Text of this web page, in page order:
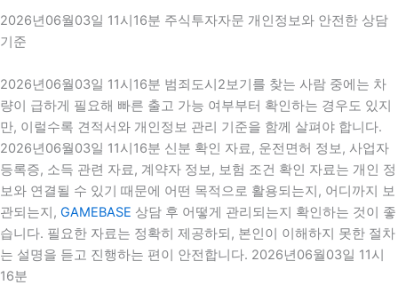
2026년06월03일 11시16분 주식투자자문 개인정보와 안전한 상담
기준
2026년06월03일 11시16분 범죄도시2보기를 찾는 사람 중에는 차
량이 급하게 필요해 빠른 출고 가능 여부부터 확인하는 경우도 있지
만, 이럴수록 견적서와 개인정보 관리 기준을 함께 살펴야 합니다.
2026년06월03일 11시16분 신분 확인 자료, 운전면허 정보, 사업자
등록증, 소득 관련 자료, 계약자 정보, 보험 조건 확인 자료는 개인 정
보와 연결될 수 있기 때문에 어떤 목적으로 활용되는지, 어디까지 보
관되는지, GAMEBASE 상담 후 어떻게 관리되는지 확인하는 것이 좋
습니다. 필요한 자료는 정확히 제공하되, 본인이 이해하지 못한 절차
는 설명을 듣고 진행하는 편이 안전합니다. 2026년06월03일 11시
16분